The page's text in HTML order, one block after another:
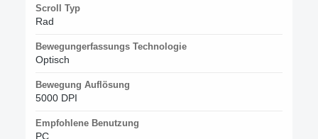
Scroll Typ
Rad
Bewegungerfassungs Technologie
Optisch
Bewegung Auflösung
5000 DPI
Empfohlene Benutzung
PC